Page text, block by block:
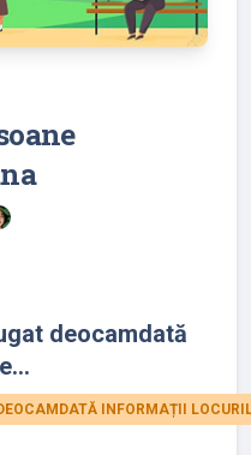
deocamdată
INFORMAȚII